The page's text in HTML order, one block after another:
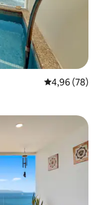
Prosječna
4,96 (78)